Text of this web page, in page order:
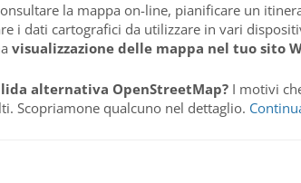
la mappa on-line, pianificare un
i dati cartografici da utilizzare in vari
visualizzazione delle mappa nel tuo sito
alternativa OpenStreetMap? I motivi
Scopriamone qualcuno nel dettaglio.